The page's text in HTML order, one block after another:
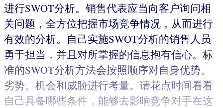
进行SWOT分析。销售代表应当向客户询问相
关问题，全方位把握市场竞争情况，从而进行
有效的分析。自己实施SWOT分析的销售人员
勇于担当，并且对所掌握的信息抱有信心。标
准的SWOT分析方法会按照顺序对自身优势、
劣势、机会和威胁进行考量。请花点时间看看
自己具备哪些条件，能够去影响竞争对手在这